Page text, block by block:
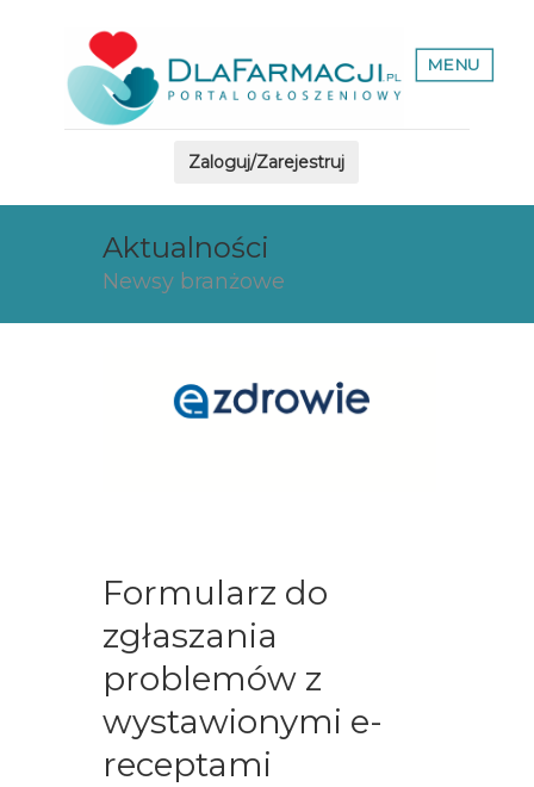
MENU
Zaloguj/Zarejestruj
Aktualności
Newsy branżowe
Formularz do
zgłaszania
problemów z
wystawionymi e-
receptami